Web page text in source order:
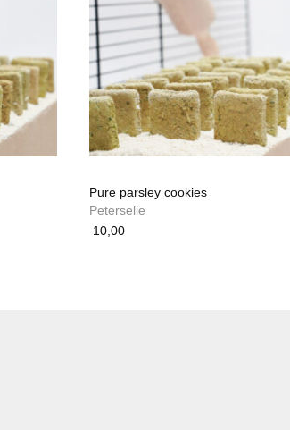
Pure parsley cookies
Peterselie
10,00